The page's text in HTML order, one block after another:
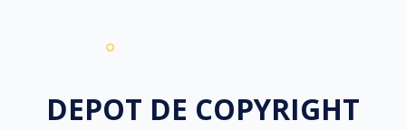
DEPOT DE COPYRIGHT